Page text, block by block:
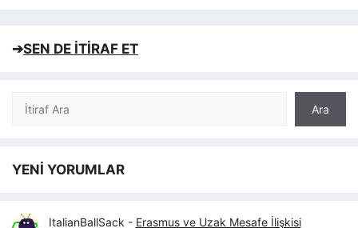
➔SEN DE İTİRAF ET
Ara
Ara
YENİ YORUMLAR
ItalianBallSack - Erasmus ve Uzak Mesafe İlişkisi